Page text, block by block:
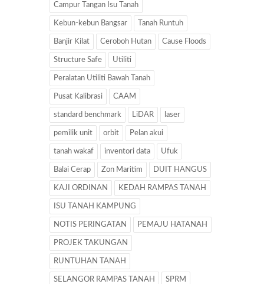
Campur Tangan Isu Tanah
Kebun-kebun Bangsar Tanah Runtuh
Banjir Kilat Ceroboh Hutan Cause Floods
Structure Safe Utiliti
Peralatan Utiliti Bawah Tanah
Pusat Kalibrasi CAAM
standard benchmark LiDAR laser
pemilik unit orbit Pelan akui
tanah wakaf inventori data Ufuk
Balai Cerap Zon Maritim DUIT HANGUS
KAJI ORDINAN KEDAH RAMPAS TANAH
ISU TANAH KAMPUNG
NOTIS PERINGATAN PEMAJU HATANAH
PROJEK TAKUNGAN
RUNTUHAN TANAH
SELANGOR RAMPAS TANAH SPRM